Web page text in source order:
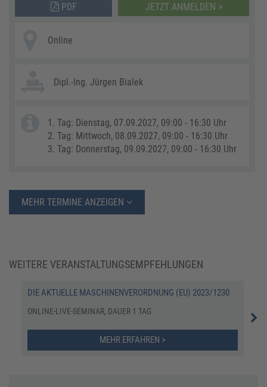
PDF
JETZT ANMELDEN >
Online
Dipl.-Ing. Jürgen Bialek
1. Tag: Dienstag, 07.09.2027, 09:00 - 16:30 Uhr
2. Tag: Mittwoch, 08.09.2027, 09:00 - 16:30 Uhr
3. Tag: Donnerstag, 09.09.2027, 09:00 - 16:30 Uhr
MEHR TERMINE ANZEIGEN
WEITERE VERANSTALTUNGSEMPFEHLUNGEN
DIE AKTUELLE MASCHINENVERORDNUNG (EU) 2023/1230
ONLINE-LIVE-SEMINAR, DAUER 1 TAG
MEHR ERFAHREN >